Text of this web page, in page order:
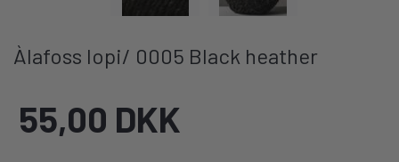
Àlafoss lopi/ 0005 Black heather
55,00 DKK